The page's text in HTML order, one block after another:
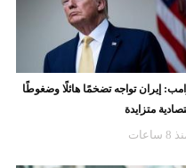
إيران تواجه تضخمًا هائلًا وضغوطًا
متزايدة
ساعات